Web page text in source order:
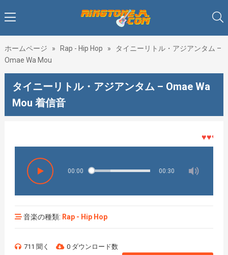
ホームページ » Rap - Hip Hop »
タイニーリトル・アジアンタム –
Omae Wa Mou
タイニーリトル・アジアンタム – Omae Wa
Mou 着信音
♥♥♥着メ
00:00 00:30
音楽の種類: Rap - Hip Hop
711 聞く 0 ダウンロード数